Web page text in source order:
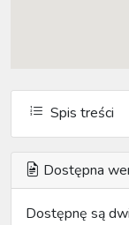
Spis treści
Dostępna
Dostępnę są